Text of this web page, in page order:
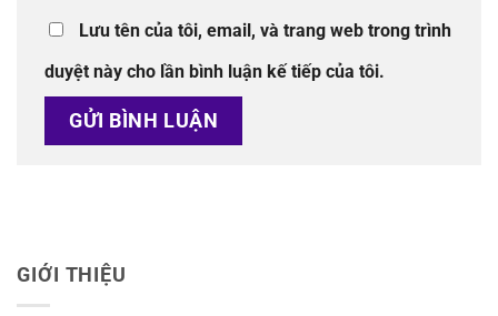
Lưu tên của tôi, email, và trang web trong trình
duyệt này cho lần bình luận kế tiếp của tôi.
GIỚI THIỆU